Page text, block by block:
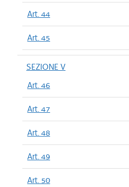
Art. 44
Art. 45
SEZIONE V
Art. 46
Art. 47
Art. 48
Art. 49
Art. 50